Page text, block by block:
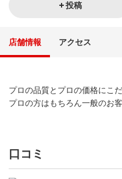
投稿
店舗情報 アクセス
プロの品質とプロの価格にこ
プロの方はもちろん一般のお
口コミ